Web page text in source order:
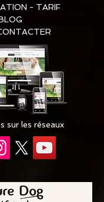
- TARIF
sur les réseaux